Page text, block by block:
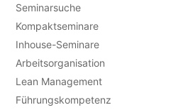
Seminarsuche
Kompaktseminare
Inhouse-Seminare
Arbeitsorganisation
Lean Management
Führungskompetenz